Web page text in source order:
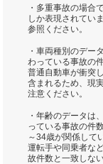
・多重事故の場合
しか表現されてい
参照ください。
・車両種別のデー
わっている事故の
普通自動車が衝突
含まれるため、現
注意ください。
・年齢のデータは
っている事故の件
～34歳が関係して
運転手や同乗者な
故件数と一致しな